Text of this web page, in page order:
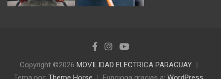
Copyright ©2026 MOVILIDAD ELECTRICA PARAGUAY